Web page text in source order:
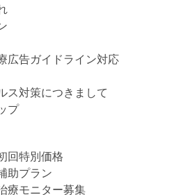
広告ガイドライン対応
ス対策につきまして
プ
回特別価格
助プラン
療モニター募集